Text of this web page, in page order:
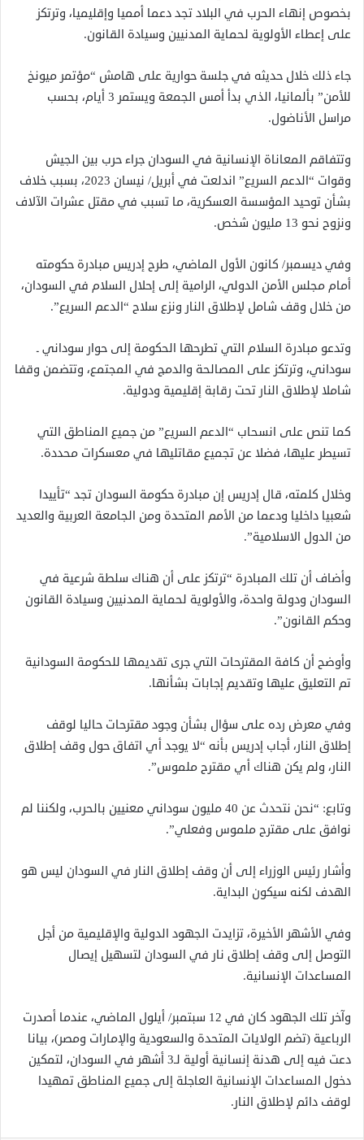
بخصوص إنهاء الحرب في البلاد تجد دعما أمميا وإقليميا، وترتكز
على إعطاء الأولوية لحماية المدنيين وسيادة القانون.
جاء ذلك خلال حديثه في جلسة حوارية على هامش “مؤتمر ميونخ
للأمن” بألمانيا، الذي بدأ أمس الجمعة ويستمر 3 أيام، بحسب
مراسل الأناضول.
وتتفاقم المعاناة الإنسانية في السودان جراء حرب بين الجيش
وقوات “الدعم السريع” اندلعت في أبريل/ نيسان 2023، بسبب خلاف
بشأن توحيد المؤسسة العسكرية، ما تسبب في مقتل عشرات الآلاف
ونزوح نحو 13 مليون شخص.
وفي ديسمبر/ كانون الأول الماضي، طرح إدريس مبادرة حكومته
أمام مجلس الأمن الدولي، الرامية إلى إحلال السلام في السودان،
من خلال وقف شامل لإطلاق النار ونزع سلاح “الدعم السريع”.
وتدعو مبادرة السلام التي تطرحها الحكومة إلى حوار سوداني ـ
سوداني، وترتكز على المصالحة والدمج في المجتمع، وتتضمن وقفا
شاملا لإطلاق النار تحت رقابة إقليمية ودولية.
كما تنص على انسحاب “الدعم السريع” من جميع المناطق التي
تسيطر عليها، فضلا عن تجميع مقاتليها في معسكرات محددة.
وخلال كلمته، قال إدريس إن مبادرة حكومة السودان تجد “تأييدا
شعبيا داخليا ودعما من الأمم المتحدة ومن الجامعة العربية والعديد
من الدول الاسلامية”.
وأضاف أن تلك المبادرة “ترتكز على أن هناك سلطة شرعية في
السودان ودولة واحدة، والأولوية لحماية المدنيين وسيادة القانون
وحكم القانون”.
وأوضح أن كافة المقترحات التي جرى تقديمها للحكومة السودانية
تم التعليق عليها وتقديم إجابات بشأنها.
وفي معرض رده على سؤال بشأن وجود مقترحات حاليا لوقف
إطلاق النار، أجاب إدريس بأنه “لا يوجد أي اتفاق حول وقف إطلاق
النار، ولم يكن هناك أي مقترح ملموس”.
وتابع: “نحن نتحدث عن 40 مليون سوداني معنيين بالحرب، ولكننا لم
نوافق على مقترح ملموس وفعلي”.
وأشار رئيس الوزراء إلى أن وقف إطلاق النار في السودان ليس هو
الهدف لكنه سيكون البداية.
وفي الأشهر الأخيرة، تزايدت الجهود الدولية والإقليمية من أجل
التوصل إلى وقف إطلاق نار في السودان لتسهيل إيصال
المساعدات الإنسانية.
وآخر تلك الجهود كان في 12 سبتمبر/ أيلول الماضي، عندما أصدرت
الرباعية (تضم الولايات المتحدة والسعودية والإمارات ومصر)، بيانا
دعت فيه إلى هدنة إنسانية أولية لـ3 أشهر في السودان، لتمكين
دخول المساعدات الإنسانية العاجلة إلى جميع المناطق تمهيدا
لوقف دائم لإطلاق النار.